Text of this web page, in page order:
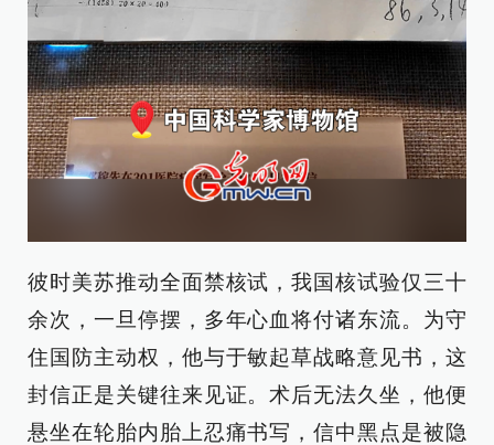
彼时美苏推动全面禁核试，我国核试验仅三十
余次，一旦停摆，多年心血将付诸东流。为守
住国防主动权，他与于敏起草战略意见书，这
封信正是关键往来见证。术后无法久坐，他便
悬坐在轮胎内胎上忍痛书写，信中黑点是被隐